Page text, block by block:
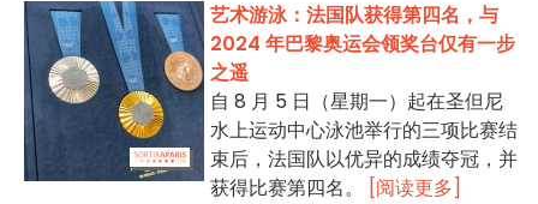
艺术游泳：法国队获得第四名，与
2024 年巴黎奥运会领奖台仅有一步
之遥
自 8 月 5 日（星期一）起在圣但尼
水上运动中心泳池举行的三项比赛结
束后，法国队以优异的成绩夺冠，并
获得比赛第四名。
[阅读更多]